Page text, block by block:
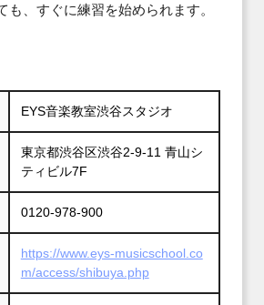
も、すぐに練習を始められます。
EYS音楽教室渋谷スタジオ
東京都渋谷区渋谷2-9-11 青山シ
ティビル7F
0120-978-900
https://www.eys-musicschool.co
m/access/shibuya.php